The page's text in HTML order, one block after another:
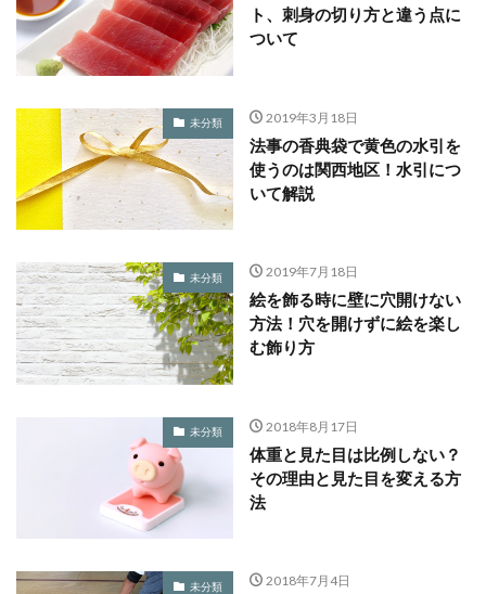
ト、刺身の切り方と違う点に
ついて
未分類 2019年3月18日
法事の香典袋で黄色の水引を
使うのは関西地区！水引につ
いて解説
未分類 2019年7月18日
絵を飾る時に壁に穴開けない
方法！穴を開けずに絵を楽し
む飾り方
未分類 2018年8月17日
体重と見た目は比例しない？
その理由と見た目を変える方
法
未分類 2018年7月4日